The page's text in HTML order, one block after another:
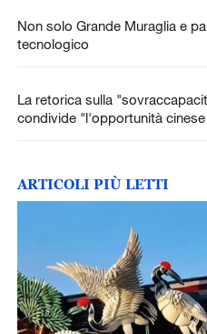
Non solo Grande Muraglia e
tecnologico
La retorica sulla
condivide "l'opportunità cinese
ARTICOLI PIÙ LETTI